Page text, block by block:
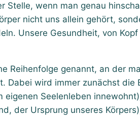
Stelle, wenn man genau
nicht uns allein gehört,
Unsere Gesundheit, von
Reihenfolge genannt, an der
Dabei wird immer zunächst die
Seelenleben
der Ursprung unseres